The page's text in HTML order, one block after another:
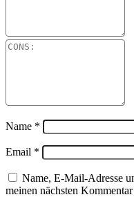
Name *
Email *
Name, E-Mail-Adresse
meinen nächsten